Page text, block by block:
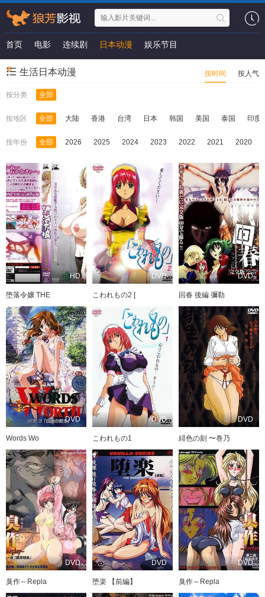
首页 电影 连续剧 日本动漫 娱乐节目
生活日本动漫 按时间 按人气
按分类 全部
按地区 全部 大陆 香港 台湾 日本 韩国 美国 泰国 印度
按年份 全部 2026 2025 2024 2023 2022 2021 2020
HD
堕落令嬢 THE
DVD
こわれもの2 [
DVD
回春 後編 彌勒
DVD
Words Wo
DVD
こわれもの1
DVD
緋色の刻 〜巻乃
DVD
臭作～Repla
DVD
堕楽 【前編】
DVD
臭作～Repla